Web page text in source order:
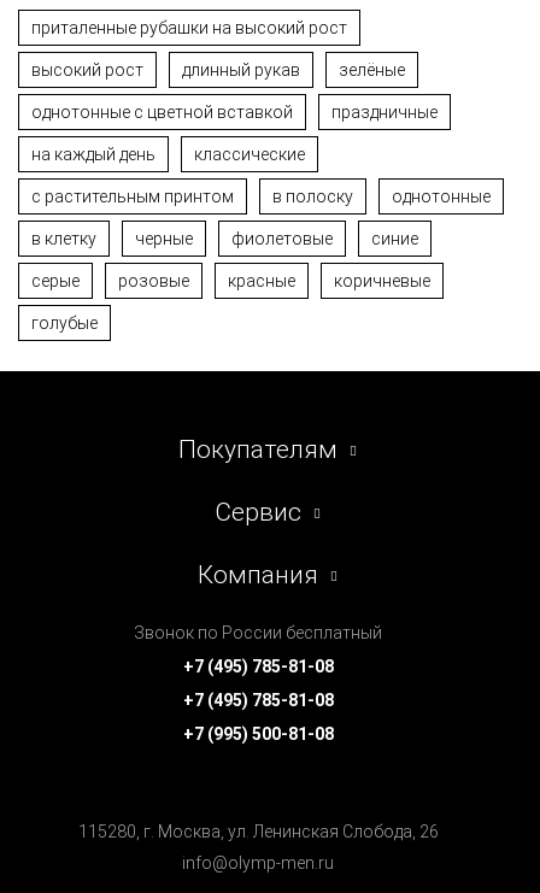
приталенные рубашки на высокий рост
высокий рост длинный рукав зелёные
однотонные с цветной вставкой праздничные
на каждый день классические
с растительным принтом в полоску однотонные
в клетку черные фиолетовые синие
серые розовые красные коричневые
голубые
Покупателям
Сервис
Компания
Звонок по России бесплатный
+7 (495) 785-81-08
+7 (495) 785-81-08
+7 (995) 500-81-08
115280, г. Москва, ул. Ленинская Cлобода, 26
info@olymp-men.ru